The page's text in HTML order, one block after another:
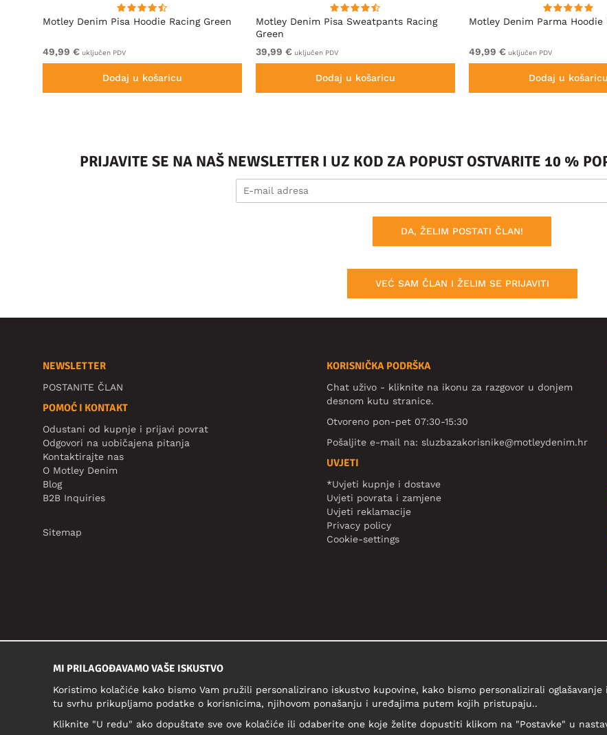
Motley Denim Pisa Hoodie Racing Green
49,99 € uključen PDV
Dodaj u košaricu
Motley Denim Pisa Sweatpants Racing
Green
39,99 € uključen PDV
Dodaj u košaricu
Motley Denim Parma Hoodie
49,99 € uključen PDV
Dodaj u košaricu
PRIJAVITE SE NA NAŠ NEWSLETTER I UZ KOD ZA POPUST OSTVARITE 10 %
DA, ŽELIM POSTATI ČLAN!
VEĆ SAM ČLAN I ŽELIM SE PRIJAVITI
NEWSLETTER
POSTANITE ČLAN
POMOĆ I KONTAKT
Odustani od kupnje i prijavi povrat
Odgovori na uobičajena pitanja
Kontaktirajte nas
O Motley Denim
Blog
B2B Inquiries
Sitemap
KORISNIČKA PODRŠKA
Chat uživo - kliknite na ikonu za razgovor u donjem
desnom kutu stranice.
Otvoreno pon-pet 07:30-15:30
Pošaljite e-mail na:sluzbazakorisnike@motleydenim.hr
UVJETI
*Uvjeti kupnje i dostave
Uvjeti povrata i zamjene
Uvjeti reklamacije
Privacy policy
Cookie-settings
MI PRILAGOĐAVAMO VAŠE ISKUSTVO
Koristimo kolačiće kako bismo Vam pružili personalizirano iskustvo kupovine, kako bismo personalizirali
tu svrhu prikupljamo podatke o korisnicima, njihovom ponašanju i uređajima putem kojih pristupaju..
Kliknite "U redu" ako dopuštate sve ove kolačiće ili odaberite one koje želite dopustiti klikom na "Postavke" u